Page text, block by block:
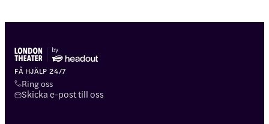
FÅ HJÄLP 24/7
Ring oss
Skicka e-post till oss